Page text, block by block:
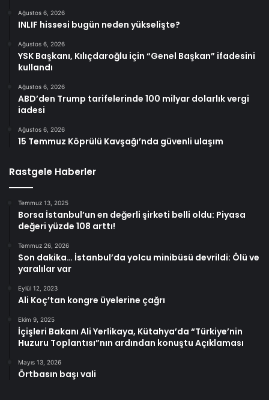
Ağustos 6, 2026
INLIF hissesi bugün neden yükselişte?
Ağustos 6, 2026
YSK Başkanı, Kılıçdaroğlu için “Genel Başkan” ifadesini
kullandı
Ağustos 6, 2026
ABD’den Trump tarifelerinde 100 milyar dolarlık vergi
iadesi
Ağustos 6, 2026
15 Temmuz Köprülü Kavşağı’nda güvenli ulaşım
Rastgele Haberler
Temmuz 13, 2025
Borsa İstanbul’un en değerli şirketi belli oldu: Piyasa
değeri yüzde 108 arttı!
Temmuz 26, 2026
Son dakika… İstanbul’da yolcu minibüsü devrildi: Ölü ve
yaralılar var
Eylül 12, 2023
Ali Koç’tan kongre üyelerine çağrı
Ekim 9, 2025
İçişleri Bakanı Ali Yerlikaya, Kütahya’da “Türkiye’nin
Huzuru Toplantısı”nın ardından konuştu Açıklaması
Mayıs 13, 2026
Örtbasın başı vali